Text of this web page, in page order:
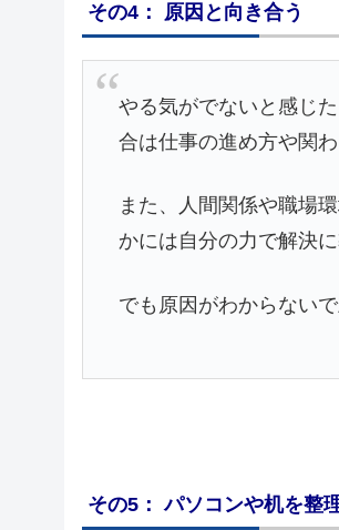
その4： 原因と向き合う
やる気がでないと感じ
合は仕事の進め方や関
また、人間関係や職場
かには自分の力で解決
でも原因がわからない
その5： パソコンや机を整